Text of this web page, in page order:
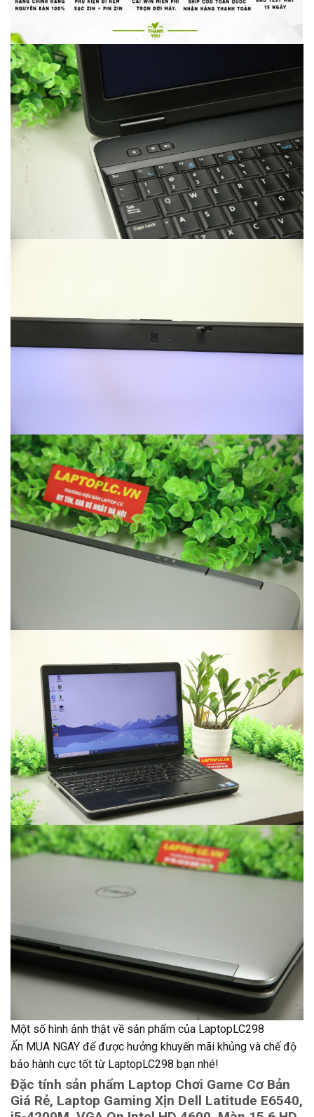
Một số hình ảnh thật về sản phẩm của LaptopLC298
Ấn MUA NGAY để được hưởng khuyến mãi khủng và chế độ
bảo hành cực tốt từ LaptopLC298 bạn nhé!
Đặc tính sản phẩm Laptop Chơi Game Cơ Bản
Giá Rẻ, Laptop Gaming Xịn Dell Latitude E6540,